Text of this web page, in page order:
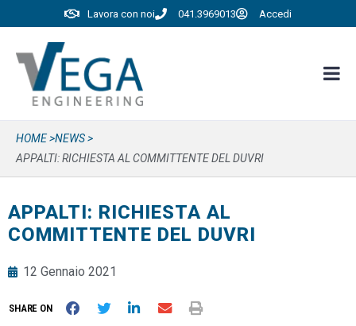
Lavora con noi 041.3969013 Accedi
HOME >NEWS >
APPALTI: RICHIESTA AL COMMITTENTE DEL DUVRI
APPALTI: RICHIESTA AL
COMMITTENTE DEL DUVRI
12 Gennaio 2021
SHARE ON